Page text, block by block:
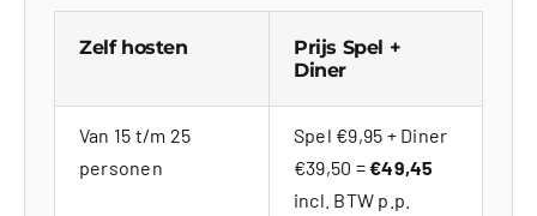
Zelf hosten
Prijs Spel +
Diner
Van 15 t/m 25
personen
Spel €9,95 + Diner
€39,50 =€49,45
incl. BTW p.p.